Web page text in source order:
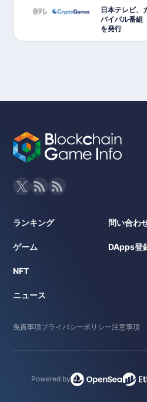
日本テレビ、
バイバル番組
を発行
ランキング
ゲーム
NFT
ニュース
問い合わ
DApps登
免責事項プライバシーポリシー注意事項
Powered by